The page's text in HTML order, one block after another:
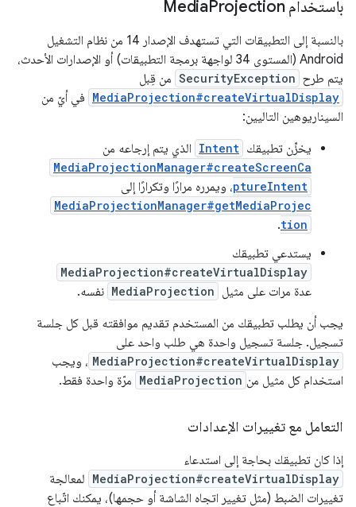
باستخدام MediaProjection
بالنسبة إلى التطبيقات التي تستهدف الإصدار 14 من نظام التشغيل
Android (المستوى 34 لواجهة برمجة التطبيقات) أو الإصدارات الأحدث،
يتم طرح SecurityException من قِبل
MediaProjection#createVirtualDisplay في أيّ من
السيناريوهين التاليين:
يخزِّن تطبيقك Intent الذي يتم إرجاعه من
MediaProjectionManager#createScreenCa
ptureIntent، ويمرره مرارًا وتكرارًا إلى
MediaProjectionManager#getMediaProjec
tion
.
يستدعي تطبيقك
MediaProjection#createVirtualDisplay
عدة مرات على مثيل MediaProjection نفسه.
يجب أن يطلب تطبيقك من المستخدم تقديم موافقته قبل كل جلسة
تسجيل. جلسة تسجيل واحدة هي طلب واحد على
MediaProjection#createVirtualDisplay ، ويجب
استخدام كل مثيل من MediaProjection مرّة واحدة فقط.
التعامل مع تغييرات الإعدادات
إذا كان تطبيقك بحاجة إلى استدعاء
MediaProjection#createVirtualDisplay لمعالجة
تغييرات الضبط (مثل تغيير اتجاه الشاشة أو حجمها)، يمكنك اتّباع